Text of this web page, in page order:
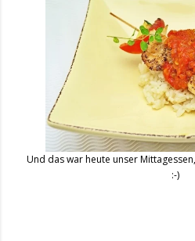
Und das war heute unser
:-)